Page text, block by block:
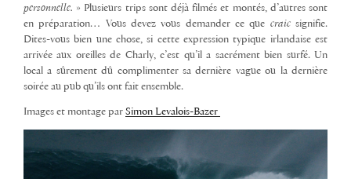
personnelle. » Plusieurs trips sont déjà filmés et montés, d’autres sont
en préparation… Vous devez vous demander ce que craicsignifie.
Dites-vous bien une chose, si cette expression typique irlandaise est
arrivée aux oreilles de Charly, c’est qu’il a sacrément bien surfé. Un
local a sûrement dû complimenter sa dernière vague ou la dernière
soirée au pub qu’ils ont fait ensemble.
Images et montage par Simon Levalois-Bazer